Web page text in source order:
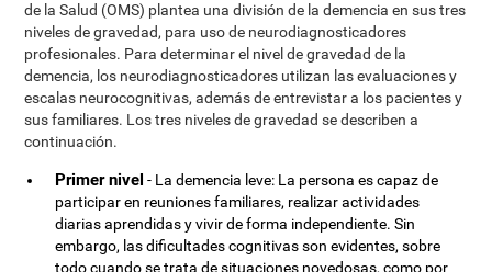
de la Salud (OMS) plantea una división de la demencia en sus tres
niveles de gravedad, para uso de neurodiagnosticadores
profesionales. Para determinar el nivel de gravedad de la
demencia, los neurodiagnosticadores utilizan las evaluaciones y
escalas neurocognitivas, además de entrevistar a los pacientes y
sus familiares. Los tres niveles de gravedad se describen a
continuación.
Primer nivel - La demencia leve: La persona es capaz de
participar en reuniones familiares, realizar actividades
diarias aprendidas y vivir de forma independiente. Sin
embargo, las dificultades cognitivas son evidentes, sobre
todo cuando se trata de situaciones novedosas, como por